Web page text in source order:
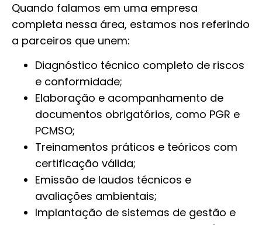
Quando falamos em uma empresa
completa nessa área, estamos nos referindo
a parceiros que unem:
Diagnóstico técnico completo de riscos
e conformidade;
Elaboração e acompanhamento de
documentos obrigatórios, como PGR e
PCMSO;
Treinamentos práticos e teóricos com
certificação válida;
Emissão de laudos técnicos e
avaliações ambientais;
Implantação de sistemas de gestão e